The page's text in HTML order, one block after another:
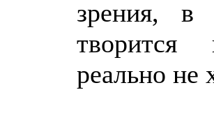
зрения, в
творится
реально не